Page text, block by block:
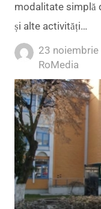
modalitate simplă
și alte activități…
23 noiembrie
Author
RoMedia